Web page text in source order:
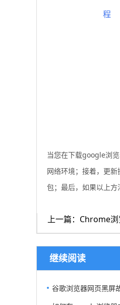
程
当您在下载google浏
网络环境；接着，更
包；最后，如果以上方
上一篇：Chrome
继续阅读
谷歌浏览器网页黑屏